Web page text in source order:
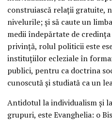
construiască relații gratuite,
nivelurile; și să caute un
medii îndepărtate de
privință, rolul politicii este
instituțiilor ecleziale în
publici, pentru ca doctrina
cunoscută și studiată ca un
Antidotul la individualism și
grupuri, este Evanghelia: o